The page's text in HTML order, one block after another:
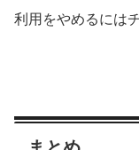
利用をやめるには